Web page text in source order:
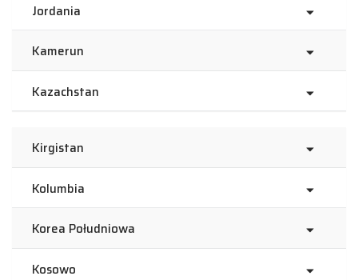
Jordania
Kamerun
Kazachstan
Kirgistan
Kolumbia
Korea Południowa
Kosowo